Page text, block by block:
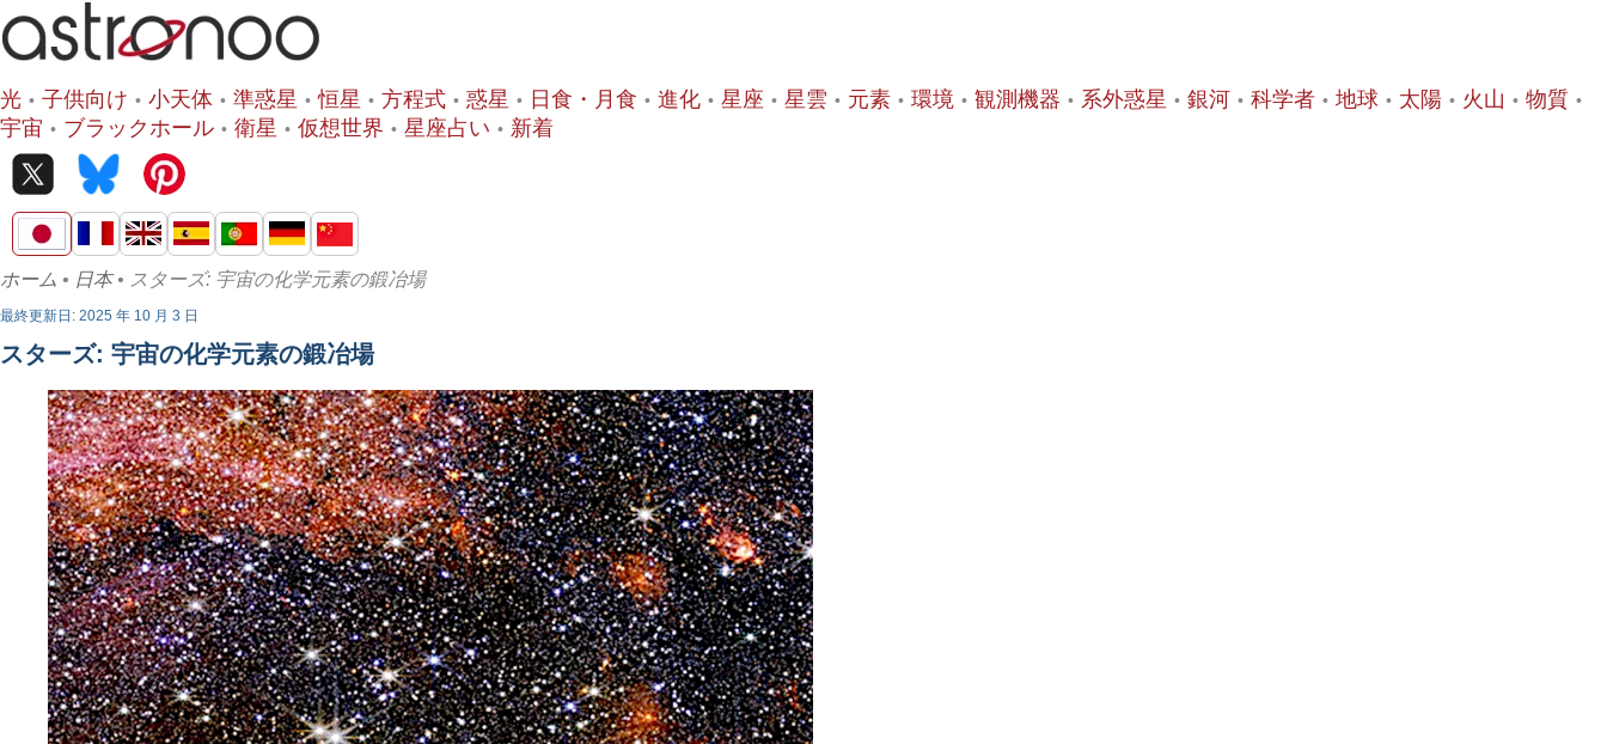
光 子供向け 小天体 準惑星 恒星 方程式 惑星 日食・月食 進化 星座 星雲 元素 環境 観測機器 系外惑星 銀河 科学者 地球 太陽 火山
物質
宇宙
ブラックホール 衛星 仮想世界 星座占い 新着
ホーム • 日本• スターズ: 宇宙の化学元素の鍛冶場
最終更新日: 2025 年 10 月 3 日
スターズ: 宇宙の化学元素の鍛冶場